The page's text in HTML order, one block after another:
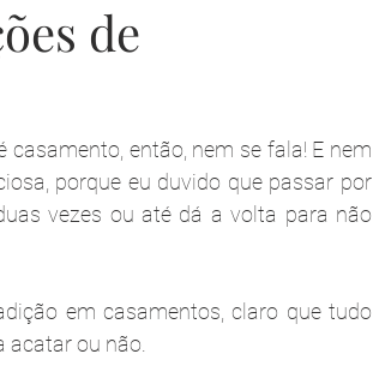
de
então, nem se fala! E nem
porque eu duvido que passar por
vezes ou até dá a volta para não
em casamentos, claro que tudo
acatar ou não.